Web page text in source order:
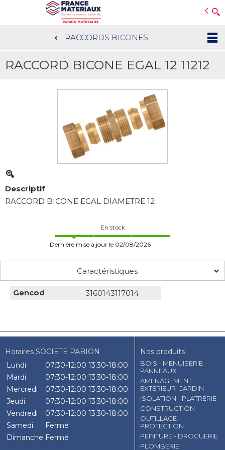
au
contenu
RACCORDS BICONES
RACCORD BICONE EGAL 12 11212
Descriptif
RACCORD BICONE EGAL DIAMETRE 12
En stock
Dernière mise à jour le 02/08/2026
Caractéristiques
Gencod 3160143117014
Horaires SOCIETE PABION
Lundi
07:30-12:00 13:30-18:00
Mardi
07:30-12:00 13:30-18:00
Mercredi
07:30-12:00 13:30-18:00
Jeudi
07:30-12:00 13:30-18:00
Vendredi
07:30-12:00 13:30-18:00
Samedi
Fermé
Dimanche Fermé
Nos produits
BOIS - MENUISERIE -
PANNEAUX
AMENAGEMENT
EXTERIEUR- JARDIN
ISOLATION - PLATRERIE
CONSTRUCTION
OUTILLAGE -
PROTECTION
PEINTURE - DROGUERIE
PLOMBERIE